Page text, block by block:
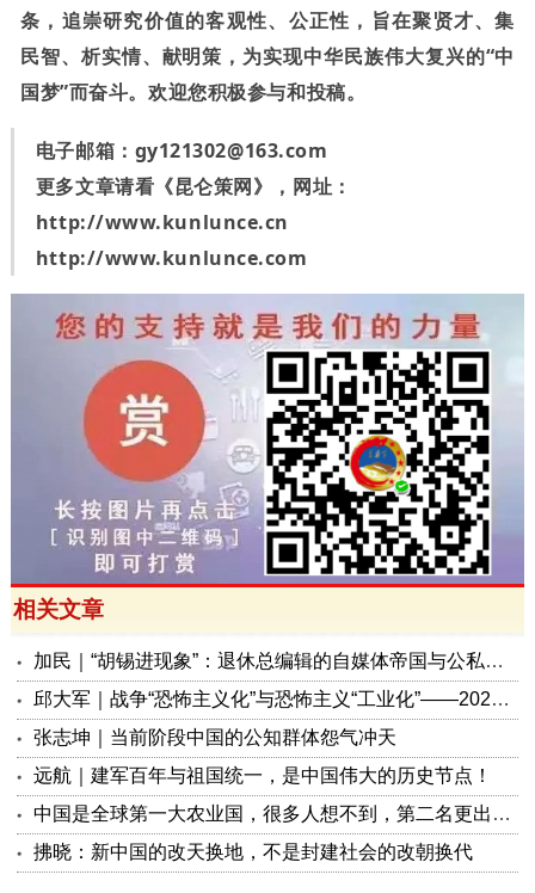
条，追崇研究价值的客观性、公正性，旨在聚贤才、集
民智、析实情、献明策，为实现中华民族伟大复兴的“中
国梦”而奋斗。欢迎您积极参与和投稿。
电子邮箱： gy121302@163.com
更多文章请看《昆仑策网》，网址：
http://www.kunlunce.cn
http://www.kunlunce.com
相关文章
加民｜“胡锡进现象”：退休总编辑的自媒体帝国与公私边界之问
邱大军｜战争“恐怖主义化”与恐怖主义“工业化”——2026年混合冲突模式观察报告
张志坤｜当前阶段中国的公知群体怨气冲天
远航｜建军百年与祖国统一，是中国伟大的历史节点！
中国是全球第一大农业国，很多人想不到，第二名更出人意料
拂晓：新中国的改天换地，不是封建社会的改朝换代